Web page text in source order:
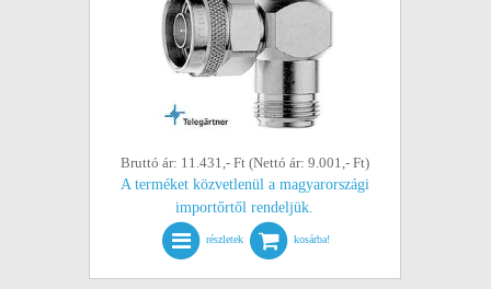
Bruttó ár: 11.431,- Ft (Nettó ár: 9.001,- Ft)
A terméket közvetlenül a magyarországi
importőrtől rendeljük.
részletek kosárba!